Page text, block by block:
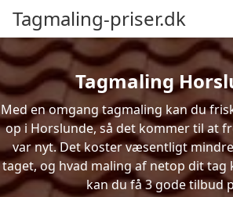
Tagmaling-priser.dk
Tagmaling
Med en omgang tagmaling kan du
op i Horslunde, så det kommer til at
var nyt. Det koster væsentligt
taget, og hvad maling af netop dit tag
kan du få 3 gode tilbud